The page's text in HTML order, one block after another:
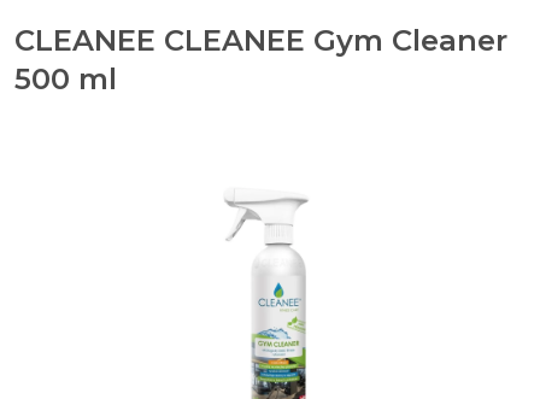
CLEANEE CLEANEE Gym Cleaner
500 ml